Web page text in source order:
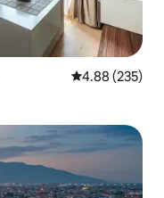
평점 4.88점(5
4.88 (235)